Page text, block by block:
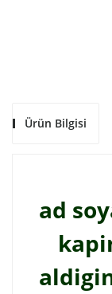
Ürün Bilgisi
ad